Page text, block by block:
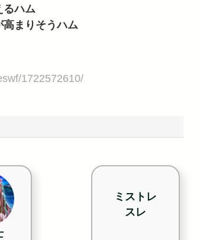
るハム
高まりそうハム
1722572610/
ミストレ
スレ